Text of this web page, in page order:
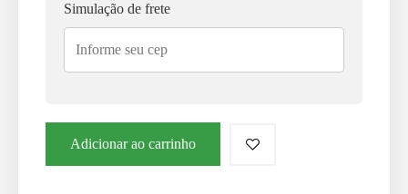
Simulação de frete
Adicionar ao carrinho